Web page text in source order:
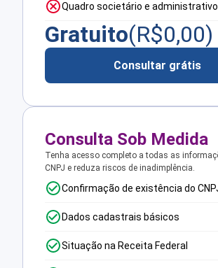
Quadro societário e administrativo
Gratuito(R$0,00)
Consultar grátis
Consulta Sob Medida
Tenha acesso completo a todas as
CNPJ e reduza riscos de inadimplência.
Confirmação de existência do
Dados cadastrais básicos
Situação na Receita Federal